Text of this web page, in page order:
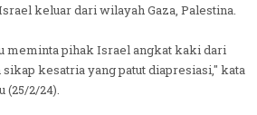
keluar dari wilayah Gaza, Palestina.
meminta pihak Israel angkat kaki dari
sikap kesatria yang patut diapresiasi," kata
(25/2/24).